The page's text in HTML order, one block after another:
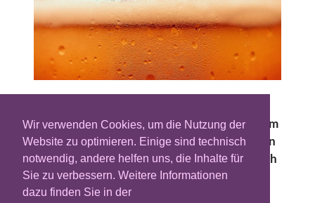
Wir verwenden Cookies, um die Nutzung der
Website zu optimieren. Einige sind technisch
notwendig, andere helfen uns, die Inhalte für
Sie zu verbessern. Weitere Informationen
dazu finden Sie in der
heute Mobile First gedacht werden. Vor allem
Mobile Engagement Ads sind bei den Kunden
beliebt – denn Interaktion führt nachweislich
zu einer deutlich stärkeren Werbewirkung.
Klassischerweise ist aber gerade der